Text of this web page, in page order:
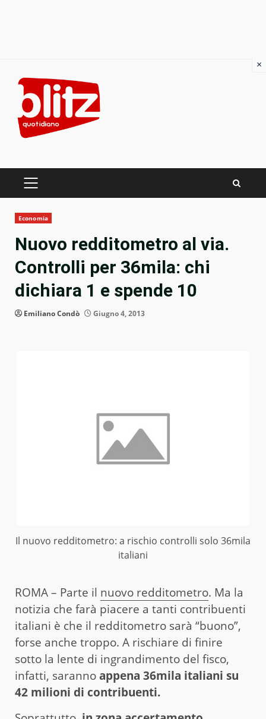
content
PRIMARY
Economia
Nuovo redditometro al via.
Controlli per 36mila: chi
dichiara 1 e spende 10
Emiliano Condò Giugno 4, 2013
Il nuovo redditometro: a rischio controlli solo 36mila
italiani
ROMA – Parte il nuovo redditometro. Ma la
notizia che farà piacere a tanti contribuenti
italiani è che il redditometro sarà “buono”,
forse anche troppo. A rischiare di finire
sotto la lente di ingrandimento del fisco,
infatti, sarannoappena 36mila italiani su
42 milioni di contribuenti.
×